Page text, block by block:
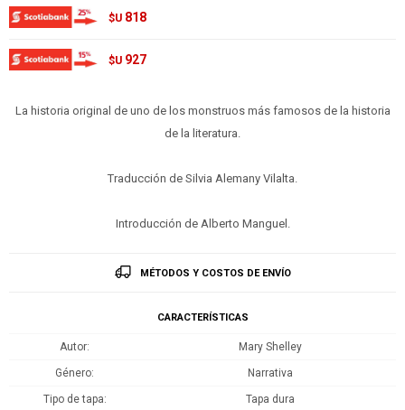
$U 818
$U 927
La historia original de uno de los monstruos más famosos de la historia
de la literatura.
Traducción de Silvia Alemany Vilalta.
Introducción de Alberto Manguel.
MÉTODOS Y COSTOS DE ENVÍO
CARACTERÍSTICAS
Autor Mary Shelley
Género Narrativa
Tipo de tapa Tapa dura